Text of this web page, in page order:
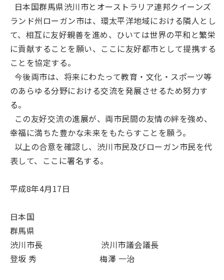
日本国群馬県渋川市とオーストラリア連邦クイーンズ
ランド州ローガン市は、環太平洋地域における隣人とし
て、相互に友好親善を進め、ひいては世界の平和と繁栄
に貢献することを願い、ここに友好都市として提携する
ことを協定する。
今後両市は、将来にわたって教育・文化・スポーツ等
のあらゆる分野における交流を発展させるため努力す
る。
この友好交流の進展が、両市民間の友情の絆を強め、
幸福に満ちた豊かな未来をもたらすことを願う。
以上の合意を確認し、渋川市民及びローガン市民を代
表して、ここに署名する。
平成8年4月17日
日本国
群馬県
渋川市長 渋川市議会議長
登坂 秀 梅澤 一治